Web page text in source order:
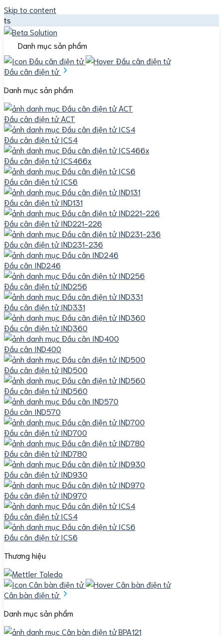
Skip to content
Danh mục sản phẩm
Đầu cân điện tử
Danh mục sản phẩm
Đầu cân điện tử ACT
Đầu cân điện tử ICS4
Đầu cân điện tử ICS466x
Đầu cân điện tử ICS6
Đầu cân điện tử IND131
Đầu cân điện tử IND221-226
Đầu cân điện tử IND231-236
Đầu cân IND246
Đầu cân điện tử IND256
Đầu cân điện tử IND331
Đầu cân điện tử IND360
Đầu cân IND400
Đầu cân điện tử IND500
Đầu cân điện tử IND560
Đầu cân IND570
Đầu cân điện tử IND700
Đầu cân điện tử IND780
Đầu cân điện tử IND930
Đầu cân điện tử IND970
Đầu cân điện tử ICS4
Đầu cân điện tử ICS6
Thương hiệu
Cân bàn điện tử
Danh mục sản phẩm